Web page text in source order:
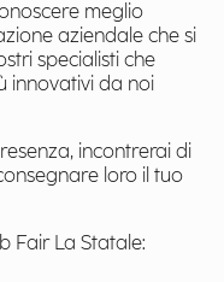
meglio
aziendale che si
specialisti che
innovativi da noi
incontrerai di
loro il tuo
Fair La Statale: